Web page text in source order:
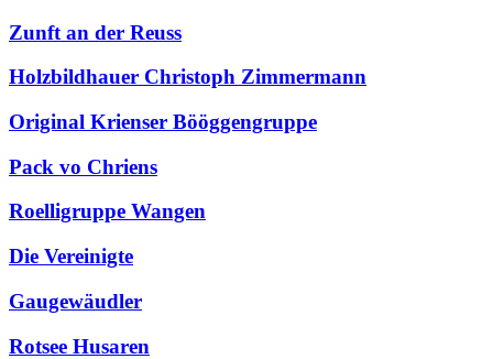
Zunft an der Reuss
Holzbildhauer Christoph Zimmermann
Original Krienser Bööggengruppe
Pack vo Chriens
Roelligruppe Wangen
Die Vereinigte
Gaugewäudler
Rotsee Husaren